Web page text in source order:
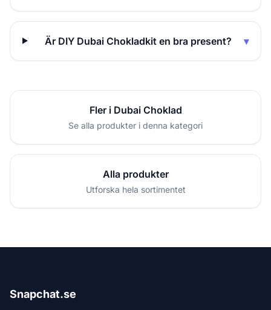
Är DIY Dubai Chokladkit en bra present? ▾
Fler i Dubai Choklad
Se alla produkter i denna kategori
Alla produkter
Utforska hela sortimentet
Snapchat.se